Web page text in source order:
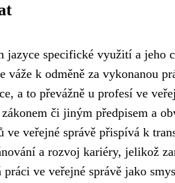
jazyce specifické využití a jeho
váže k odměně za vykonanou
a to převážně u profesí ve
či jiným předpisem a
ve veřejné správě přispívá k
a rozvoj kariéry, jelikož
ve veřejné správě jako